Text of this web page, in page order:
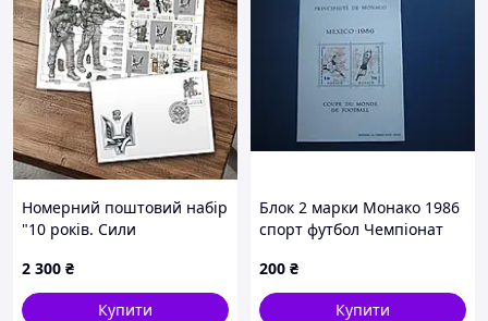
Номерний поштовий набір
"10 років. Сили
(9 марок), Власна марка,
2026
2 300 ₴
Купити
Блок 2 марки Монако 1986
спорт футбол Чемпіонат
по фото
200 ₴
Купити